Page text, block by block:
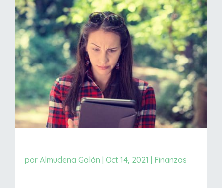
porAlmudena Galán |Oct 14, 2021 Finanzas